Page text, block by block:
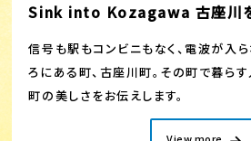
Sink into Kozagawa 古座川
信号も駅もコンビニもなく、電波が入
ろにある町、古座川町。その町で暮ら
町の美しさをお伝えします。